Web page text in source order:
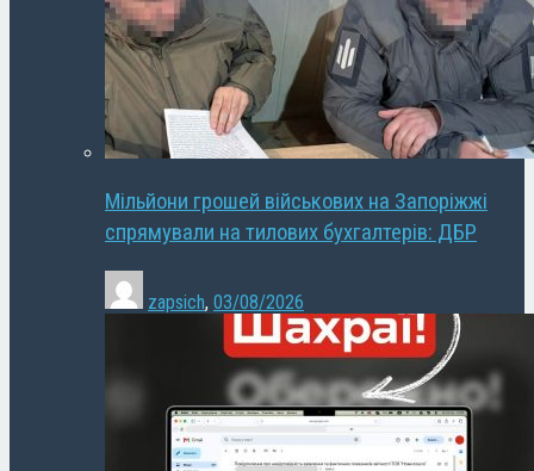
Мільйони грошей військових на Запоріжжі
спрямували на тилових бухгалтерів: ДБР
zapsich, 03/08/2026